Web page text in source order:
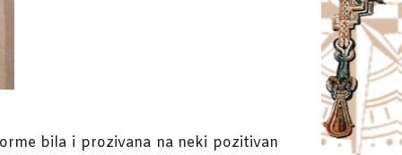
bila i prozivana na neki pozitivan